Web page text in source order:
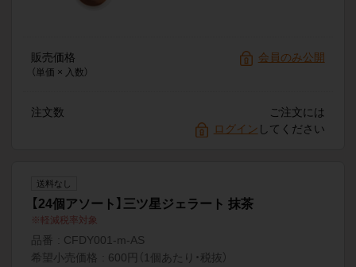
販売価格
（単価 × 入数）
会員のみ公開
注文数
ご注文には
ログイン してください
送料なし
【24個アソート】三ツ星ジェラート 抹茶
軽減税率対象
品番
CFDY001-m-AS
希望小売価格
600円（1個あたり・税抜）